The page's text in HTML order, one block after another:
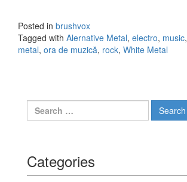
Posted in brushvox
Tagged with Alernative Metal, electro, music,
metal, ora de muzică, rock, White Metal
Search for:
Categories